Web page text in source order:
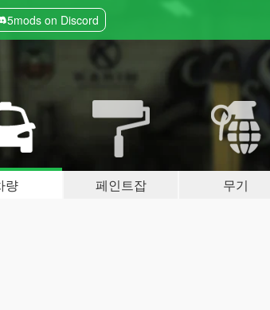
5mods on Discord
량 페인트잡 무기